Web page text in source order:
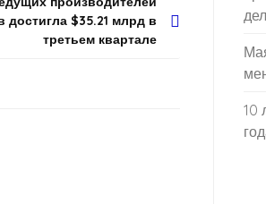
достигла $35.21 млрд в
третьем квартале
10